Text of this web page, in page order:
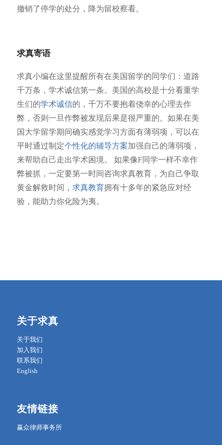
撤销了停学的处分，降为留校察看。
求真寄语
求真小编在这里提醒所有在美国留学的同学们：道路
千万条，学术诚信第一条。美国的高校是十分看重学
生们的学术诚信的，千万不要抱着侥幸的心理去作
弊，否则一旦作弊被发现后果是很严重的。如果在美
国大学留学期间确实感觉学习方面有薄弱项，可以在
平时通过制定个性化的辅导方案加强自己的薄弱项，
来帮助自己走出学术困境。 如果像F同学一样不幸作
弊被抓，一定要第一时间咨询求真教育，为自己争取
黄金解救时间， 求真教育拥有十多年的紧急应对经
验，能助力你化险为夷。
关于求真
关于我们
加入我们
联系我们
English
友情链接
赢众律师事务所